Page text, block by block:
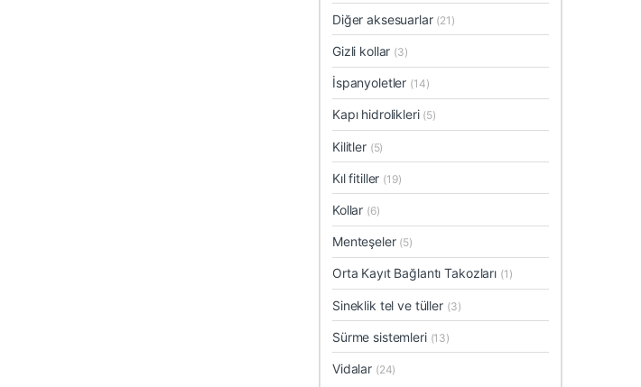
Diğer aksesuarlar (21)
Gizli kollar (3)
İspanyoletler (14)
Kapı hidrolikleri (5)
Kilitler (5)
Kıl fitiller (19)
Kollar (6)
Menteşeler (5)
Orta Kayıt Bağlantı Takozları (1)
Sineklik tel ve tüller (3)
Sürme sistemleri (13)
Vidalar (24)